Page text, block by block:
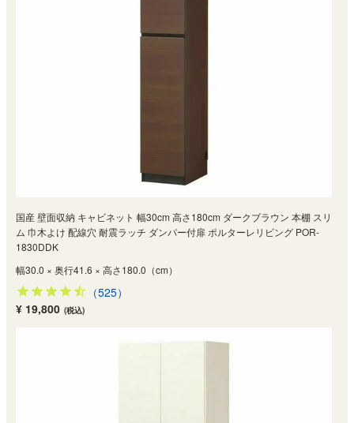
国産 壁面収納 キャビネット 幅30cm 高さ180cm ダークブラウン 本棚 スリ
ム 巾木よけ 配線穴 耐震ラッチ ダンパー付扉 ポルターレリビング POR-
1830DDK
幅30.0 × 奥行41.6 × 高さ180.0（cm）
（525）
¥ 19,800 (税込)